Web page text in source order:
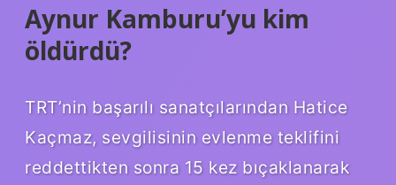
Aynur Kamburu’yu kim
öldürdü?
TRT’nin başarılı sanatçılarından Hatice
Kaçmaz, sevgilisinin evlenme teklifini
reddettikten sonra 15 kez bıçaklanarak